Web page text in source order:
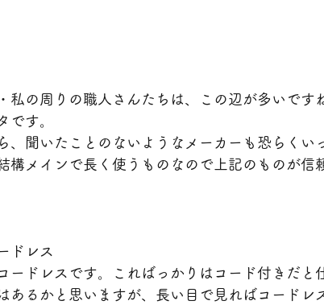
私の周りの職人さんたちは、この辺が多いです
です。
、聞いたことのないようなメーカーも恐らくい
構メインで長く使うものなので上記のものが信
ドレス
ードレスです。こればっかりはコード付きだと
あるかと思いますが、長い目で見ればコードレ